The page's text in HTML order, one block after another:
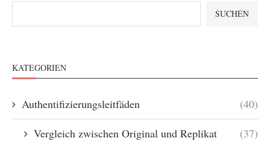
SUCHEN
KATEGORIEN
Authentifizierungsleitfäden (40)
Vergleich zwischen Original und Replikat (37)